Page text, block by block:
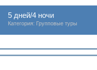
5 дней/4 ночи
Категория: Групповые туры